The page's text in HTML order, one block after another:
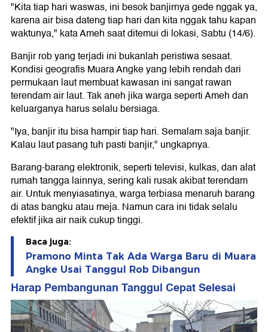
"Kita tiap hari waswas, ini besok banjirnya gede nggak ya,
karena air bisa dateng tiap hari dan kita nggak tahu kapan
waktunya," kata Ameh saat ditemui di lokasi, Sabtu (14/6).
Banjir rob yang terjadi ini bukanlah peristiwa sesaat.
Kondisi geografis Muara Angke yang lebih rendah dari
permukaan laut membuat kawasan ini sangat rawan
terendam air laut. Tak aneh jika warga seperti Ameh dan
keluarganya harus selalu bersiaga.
"Iya, banjir itu bisa hampir tiap hari. Semalam saja banjir.
Kalau laut pasang tuh pasti banjir," ungkapnya.
Barang-barang elektronik, seperti televisi, kulkas, dan alat
rumah tangga lainnya, sering kali rusak akibat terendam
air. Untuk menyiasatinya, warga terbiasa menaruh barang
di atas bangku atau meja. Namun cara ini tidak selalu
efektif jika air naik cukup tinggi.
Baca juga:
Pramono Minta Tak Ada Warga Baru di Muara
Angke Usai Tanggul Rob Dibangun
Harap Pembangunan Tanggul Cepat Selesai